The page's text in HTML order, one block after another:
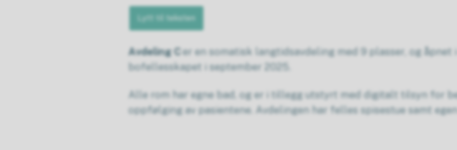
Lytt til teksten
Avdeling C er en somatisk langtidsavdeling med 9 plasser, og åpnet
bofellesskapet i september 2025.
Alle rom har egne bad, og er i tillegg utstyrt med digitalt tilsyn for
oppfølging av pasientene. Avdelingen har felles spisestue samt egen